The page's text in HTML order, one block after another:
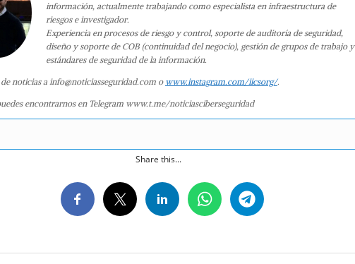
información, actualmente trabajando como especialista en infraestructura de
riesgos e investigador.
Experiencia en procesos de riesgo y control, soporte de auditoría de seguridad,
diseño y soporte de COB (continuidad del negocio), gestión de grupos de trabajo y
estándares de seguridad de la información.
noticias a info@noticiasseguridad.com o www.instagram.com/iicsorg/.
encontrarnos en Telegram www.t.me/noticiasciberseguridad
Share this...